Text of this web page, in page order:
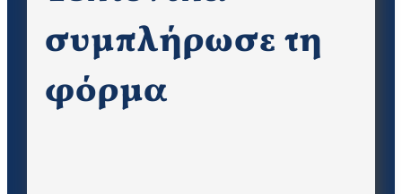
συμπλήρωσε τη
φόρμα